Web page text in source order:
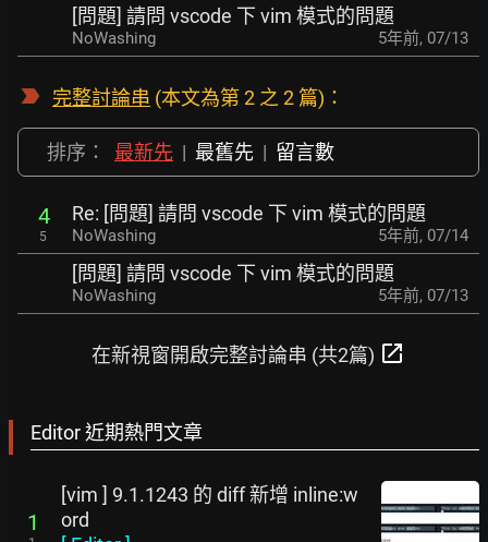
[問題] 請問 vscode 下 vim 模式的問題
NoWashing 5年前, 07/13
完整討論串 (本文為第 2 之 2 篇)：
排序： 最新先 | 最舊先 | 留言數
4
5
Re: [問題] 請問 vscode 下 vim 模式的問題
NoWashing 5年前, 07/14
[問題] 請問 vscode 下 vim 模式的問題
NoWashing 5年前, 07/13
在新視窗開啟完整討論串 (共2篇) open_in_new
Editor 近期熱門文章
1
[vim ] 9.1.1243 的 diff 新增 inline:w
ord